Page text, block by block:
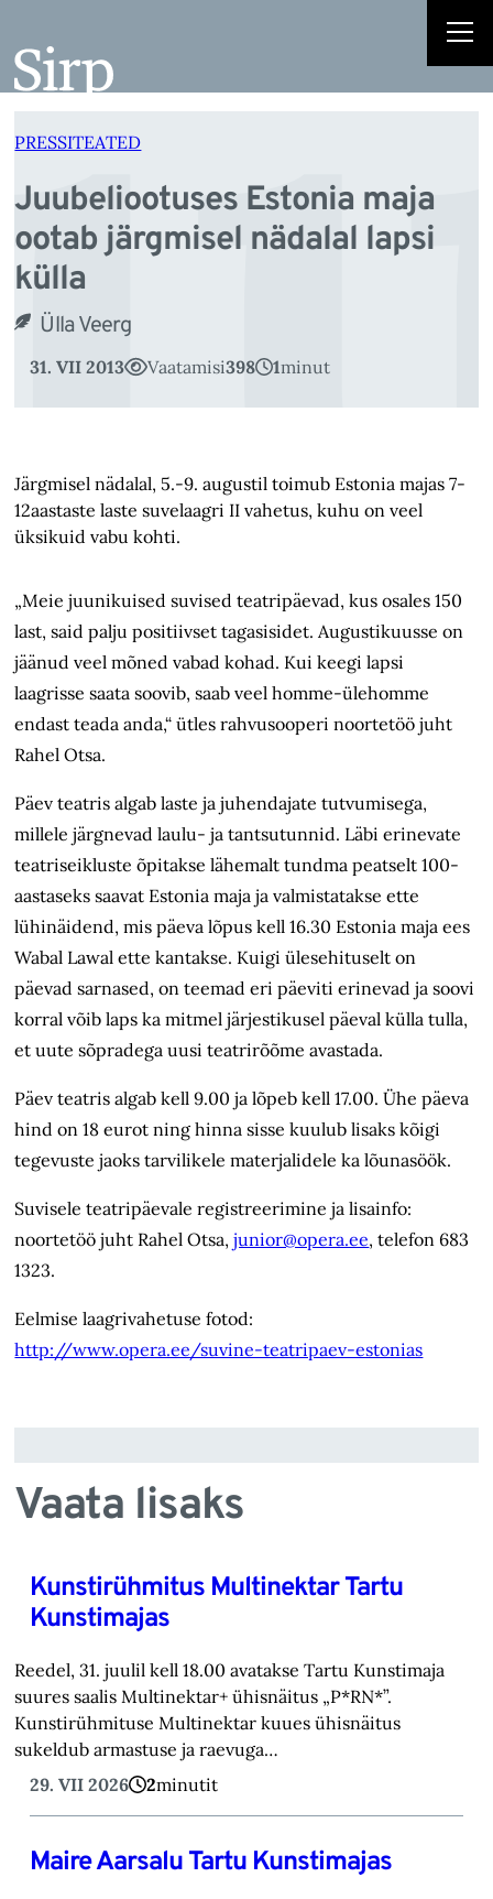
juurde
PRESSITEATED
Juubeliootuses Estonia maja
ootab järgmisel nädalal lapsi
külla
Ülla Veerg
31. VII 2013 Vaatamisi398 1minut
Järgmisel nädalal, 5.-9. augustil toimub Estonia majas 7-
12aastaste laste suvelaagri II vahetus, kuhu on veel
üksikuid vabu kohti.
„Meie juunikuised suvised teatripäevad, kus osales 150
last, said palju positiivset tagasisidet. Augustikuusse on
jäänud veel mõned vabad kohad. Kui keegi lapsi
laagrisse saata soovib, saab veel homme-ülehomme
endast teada anda,“ ütles rahvusooperi noortetöö juht
Rahel Otsa.
Päev teatris algab laste ja juhendajate tutvumisega,
millele järgnevad laulu- ja tantsutunnid. Läbi erinevate
teatriseikluste õpitakse lähemalt tundma peatselt 100-
aastaseks saavat Estonia maja ja valmistatakse ette
lühinäidend, mis päeva lõpus kell 16.30 Estonia maja ees
Wabal Lawal ette kantakse. Kuigi ülesehituselt on
päevad sarnased, on teemad eri päeviti erinevad ja soovi
korral võib laps ka mitmel järjestikusel päeval külla tulla,
et uute sõpradega uusi teatrirõõme avastada.
Päev teatris algab kell 9.00 ja lõpeb kell 17.00. Ühe päeva
hind on 18 eurot ning hinna sisse kuulub lisaks kõigi
tegevuste jaoks tarvilikele materjalidele ka lõunasöök.
Suvisele teatripäevale registreerimine ja lisainfo:
noortetöö juht Rahel Otsa,junior@opera.ee, telefon 683
1323.
Eelmise laagrivahetuse fotod:
http://www.opera.ee/suvine-teatripaev-estonias
Vaata lisaks
Kunstirühmitus Multinektar Tartu
Kunstimajas
Reedel, 31. juulil kell 18.00 avatakse Tartu Kunstimaja
suures saalis Multinektar+ ühisnäitus „P*RN*”.
Kunstirühmituse Multinektar kuues ühisnäitus
sukeldub armastuse ja raevuga…
29. VII 2026
2minutit
Maire Aarsalu Tartu Kunstimajas